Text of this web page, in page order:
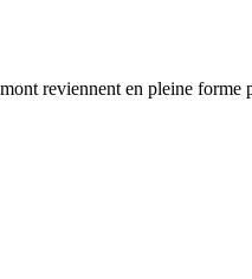
reviennent en pleine